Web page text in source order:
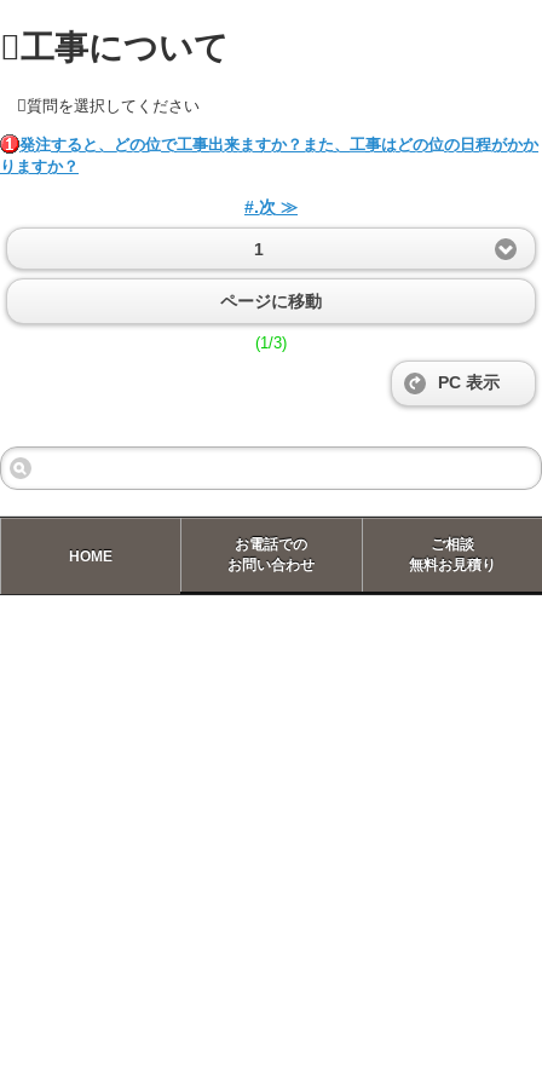
工事について
質問を選択してください
発注すると、どの位で工事出来ますか？また、工事はどの位の日程がかか
りますか？
#.次 ≫
1
ページに移動
(1/3)
PC 表示
HOME
お電話での
お問い合わせ
ご相談
無料お見積り